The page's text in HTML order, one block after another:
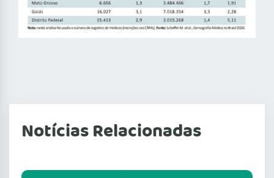
Notícias Relacionadas